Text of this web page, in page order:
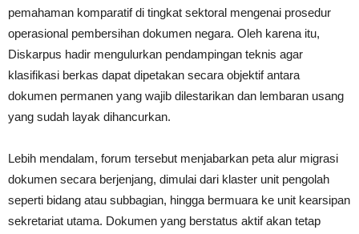
pemahaman komparatif di tingkat sektoral mengenai prosedur
operasional pembersihan dokumen negara. Oleh karena itu,
Diskarpus hadir mengulurkan pendampingan teknis agar
klasifikasi berkas dapat dipetakan secara objektif antara
dokumen permanen yang wajib dilestarikan dan lembaran usang
yang sudah layak dihancurkan.
Lebih mendalam, forum tersebut menjabarkan peta alur migrasi
dokumen secara berjenjang, dimulai dari klaster unit pengolah
seperti bidang atau subbagian, hingga bermuara ke unit kearsipan
sekretariat utama. Dokumen yang berstatus aktif akan tetap